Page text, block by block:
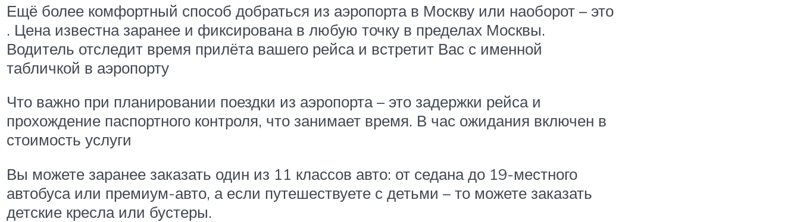
Ещё более комфортный способ добраться из аэропорта в Москву или наоборот – это
. Цена известна заранее и фиксирована в любую точку в пределах Москвы.
Водитель отследит время прилёта вашего рейса и встретит Вас с именной
табличкой в аэропорту
Что важно при планировании поездки из аэропорта – это задержки рейса и
прохождение паспортного контроля, что занимает время. В час ожидания включен в
стоимость услуги
Вы можете заранее заказать один из 11 классов авто: от седана до 19-местного
автобуса или премиум-авто, а если путешествуете с детьми – то можете заказать
детские кресла или бустеры.